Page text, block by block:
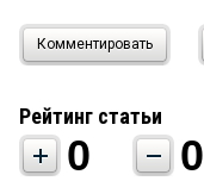
Комментировать
Рейтинг статьи
0 0